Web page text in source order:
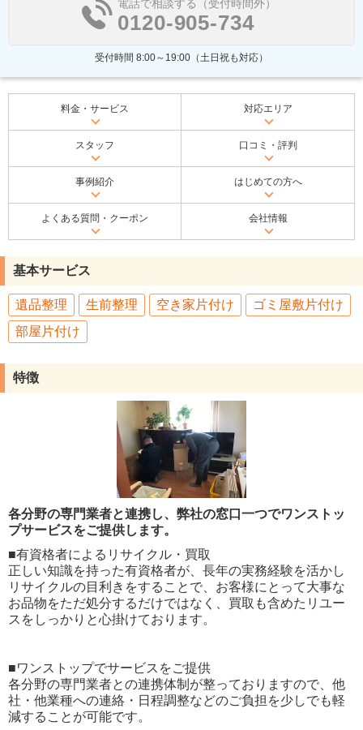
電話で相談する（受付時間外）
0120-905-734
受付時間 8:00～19:00（土日祝も対応）
料金・サービス 対応エリア
スタッフ 口コミ・評判
事例紹介 はじめての方へ
よくある質問・クーポン 会社情報
基本サービス
遺品整理 生前整理 空き家片付け
ゴミ屋敷片付け
部屋片付け
特徴
各分野の専門業者と連携し、弊社の窓口一つでワンストッ
プサービスをご提供します。
■有資格者によるリサイクル・買取
正しい知識を持った有資格者が、長年の実務経験を活かし
リサイクルの目利きをすることで、お客様にとって大事な
お品物をただ処分するだけではなく、買取も含めたリユー
スをしっかりと心掛けております。
■ワンストップでサービスをご提供
各分野の専門業者との連携体制が整っておりますので、他
社・他業種への連絡・日程調整などのご負担を少しでも軽
減することが可能です。